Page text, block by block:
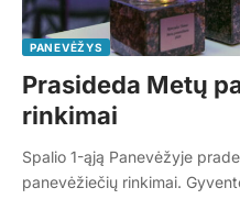
PANEVĖŽYS
Prasideda Metų
rinkimai
Spalio 1-ąją Panevėžyje
panevėžiečių rinkimai.